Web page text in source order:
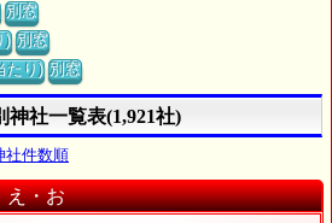
別窓
) 別窓
たり) 別窓
神社一覧表(1,921社)
社件数順
え・お